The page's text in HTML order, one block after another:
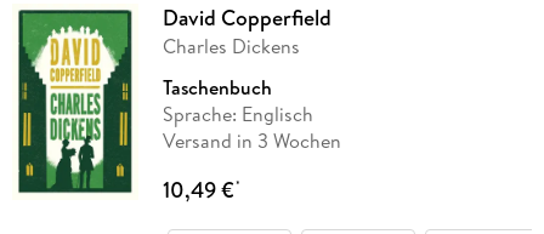
David Copperfield
Charles Dickens
Taschenbuch
Sprache: Englisch
Versand in 3 Wochen
10,49 €*